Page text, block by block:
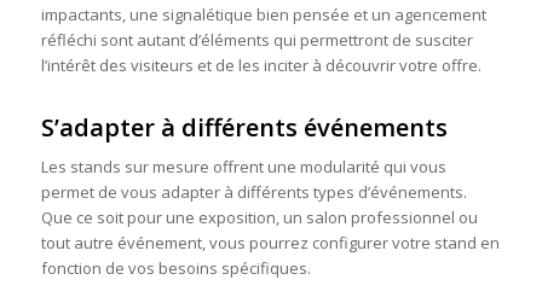
impactants, une signalétique bien pensée et un agencement
réfléchi sont autant d’éléments qui permettront de susciter
l’intérêt des visiteurs et de les inciter à découvrir votre offre.
S’adapter à différents événements
Les stands sur mesure offrent une modularité qui vous
permet de vous adapter à différents types d’événements.
Que ce soit pour une exposition, un salon professionnel ou
tout autre événement, vous pourrez configurer votre stand en
fonction de vos besoins spécifiques.